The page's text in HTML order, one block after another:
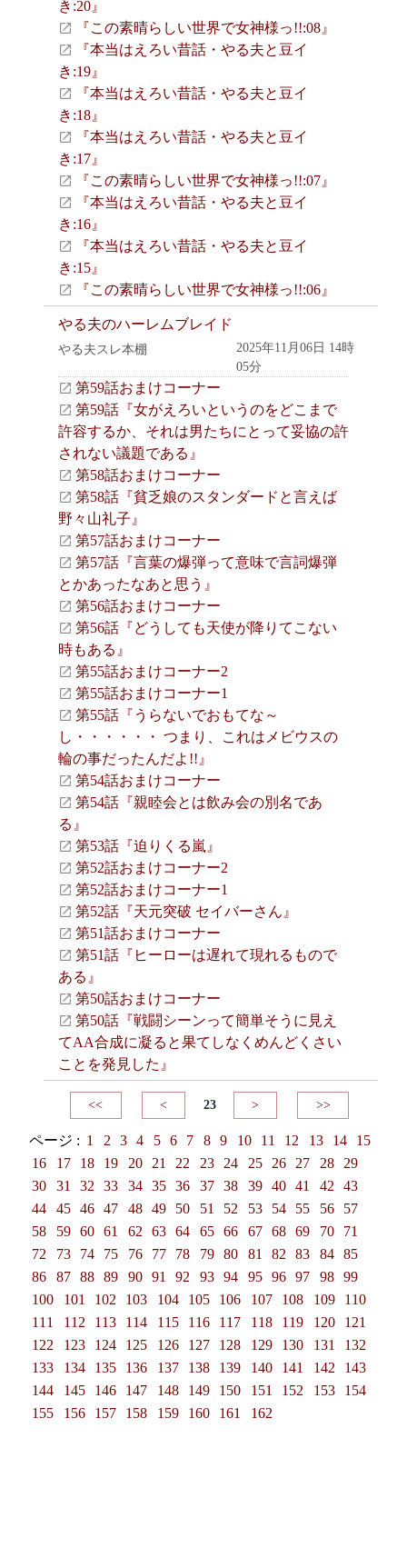
き:20』
『この素晴らしい世界で女神様っ!!:08』
『本当はえろい昔話・やる夫と豆イ
き:19』
『本当はえろい昔話・やる夫と豆イ
き:18』
『本当はえろい昔話・やる夫と豆イ
き:17』
『この素晴らしい世界で女神様っ!!:07』
『本当はえろい昔話・やる夫と豆イ
き:16』
『本当はえろい昔話・やる夫と豆イ
き:15』
『この素晴らしい世界で女神様っ!!:06』
やる夫のハーレムブレイド
やる夫スレ本棚
2025年11月06日 14時
05分
第59話おまけコーナー
第59話『女がえろいというのをどこまで
許容するか、それは男たちにとって妥協の許
されない議題である』
第58話おまけコーナー
第58話『貧乏娘のスタンダードと言えば
野々山礼子』
第57話おまけコーナー
第57話『言葉の爆弾って意味で言詞爆弾
とかあったなあと思う』
第56話おまけコーナー
第56話『どうしても天使が降りてこない
時もある』
第55話おまけコーナー2
第55話おまけコーナー1
第55話『うらないでおもてな～
し・・・・・・ つまり、これはメビウスの
輪の事だったんだよ!!』
第54話おまけコーナー
第54話『親睦会とは飲み会の別名であ
る』
第53話『迫りくる嵐』
第52話おまけコーナー2
第52話おまけコーナー1
第52話『天元突破 セイバーさん』
第51話おまけコーナー
第51話『ヒーローは遅れて現れるもので
ある』
第50話おまけコーナー
第50話『戦闘シーンって簡単そうに見え
てAA合成に凝ると果てしなくめんどくさい
ことを発見した』
<< < 23 > >>
ページ : 1 2 3 4 5 6 7 8 9 10 11 12 13 14
15
16
17 18 19 20 21 22 23 24 25 26 27 28
29
30
31 32 33 34 35 36 37 38 39 40 41 42
43
44
45 46 47 48 49 50 51 52 53 54 55 56
57
58
59 60 61 62 63 64 65 66 67 68 69 70
71
72
73 74 75 76 77 78 79 80 81 82 83 84
85
86
87 88 89 90 91 92 93 94 95 96 97 98
99
100
101 102 103 104 105 106 107 108 109
110
111
112 113 114 115 116 117 118 119 120
121
122
123 124 125 126 127 128 129 130 131
132
133
134 135 136 137 138 139 140 141 142
143
144
145 146 147 148 149 150 151 152 153
154
155
156 157 158 159 160 161 162